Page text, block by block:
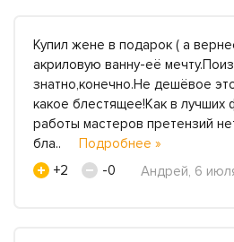
Купил жене в подарок ( а
акриловую ванну-её
знатно,конечно.Не дешёвое
какое блестящее!Как в лучших
работы мастеров претензий
бла.. Подробнее »
+2
-0 Андрей, 6